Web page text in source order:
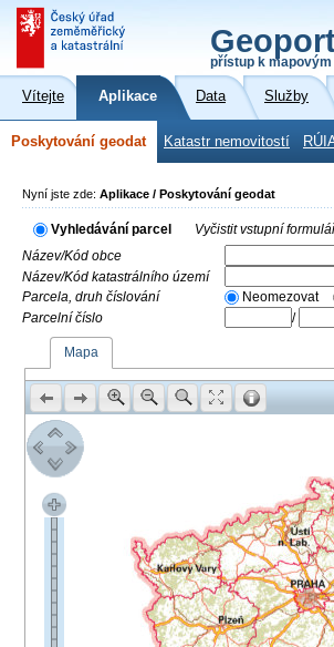
přístup k
Vítejte Aplikace Data Služby
Poskytování geodat Katastr nemovitostí
Nyní jste zde: Aplikace / Poskytování geodat
Vyhledávání parcel
Vyčistit vstupní
Název/Kód obce
Název/Kód katastrálního území
Parcela, druh číslování
Neomezovat
Parcelní číslo
/
Mapa